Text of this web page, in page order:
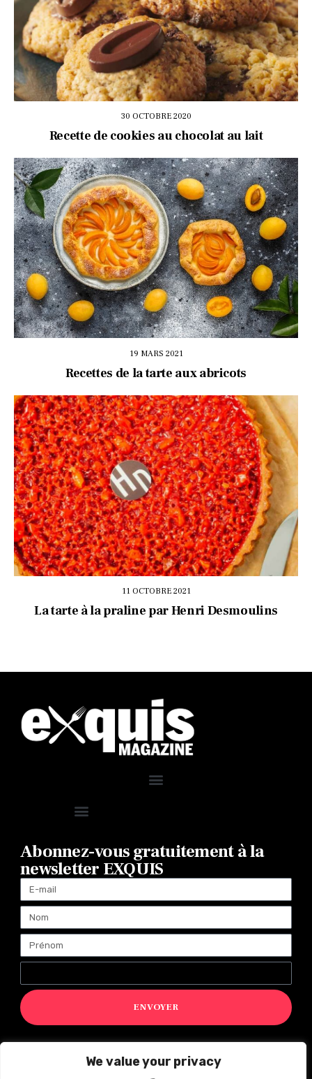
We value your privacy
30 OCTOBRE 2020
Recette de cookies au chocolat au lait
19 MARS 2021
Recettes de la tarte aux abricots
11 OCTOBRE 2021
La tarte à la praline par Henri Desmoulins
Abonnez-vous gratuitement à la
newsletter EXQUIS
ENVOYER